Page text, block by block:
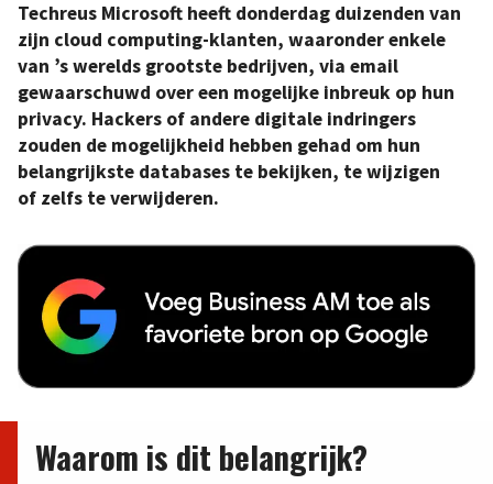
Techreus Microsoft heeft donderdag duizenden van
zijn cloud computing-klanten, waaronder enkele
van ’s werelds grootste bedrijven, via email
gewaarschuwd over een mogelijke inbreuk op hun
privacy. Hackers of andere digitale indringers
zouden de mogelijkheid hebben gehad om hun
belangrijkste databases te bekijken, te wijzigen
of zelfs te verwijderen.
Waarom is dit belangrijk?